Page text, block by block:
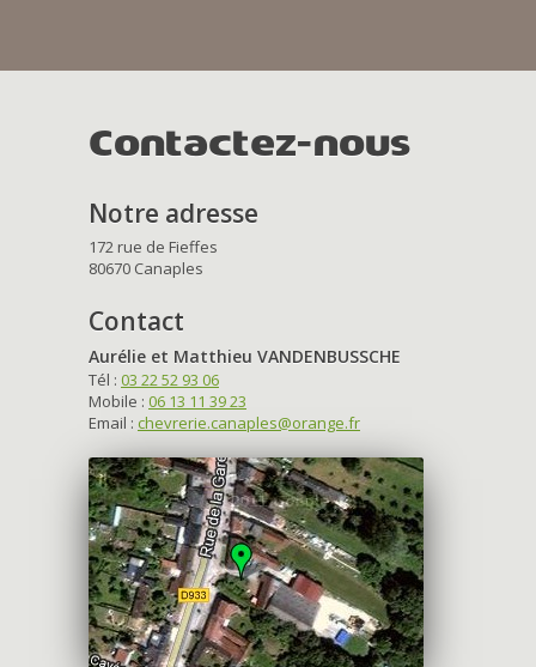
Contactez-nous
Notre adresse
172 rue de Fieffes
80670 Canaples
Contact
Aurélie et Matthieu VANDENBUSSCHE
Tél : 03 22 52 93 06
Mobile : 06 13 11 39 23
Email : chevrerie.canaples@orange.fr